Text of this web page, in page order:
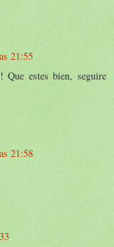
21:55
Que estes bien, seguire
21:58